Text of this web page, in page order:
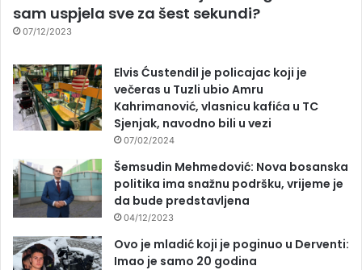
sam uspjela sve za šest sekundi?
07/12/2023
Elvis Ćustendil je policajac koji je
večeras u Tuzli ubio Amru
Kahrimanović, vlasnicu kafića u TC
Sjenjak, navodno bili u vezi
07/02/2024
Šemsudin Mehmedović: Nova bosanska
politika ima snažnu podršku, vrijeme je
da bude predstavljena
04/12/2023
Ovo je mladić koji je poginuo u Derventi:
Imao je samo 20 godina